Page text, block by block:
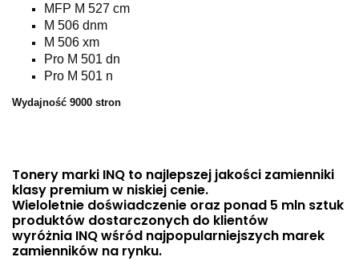
MFP M 527 cm
M 506 dnm
M 506 xm
Pro M 501 dn
Pro M 501 n
Wydajność 9000 stron
Tonery marki INQ to najlepszej jakości zamienniki
klasy premium w niskiej cenie.
Wieloletnie doświadczenie oraz ponad 5 mln sztuk
produktów dostarczonych do klientów
wyróżnia INQ wśród najpopularniejszych marek
zamienników na rynku.